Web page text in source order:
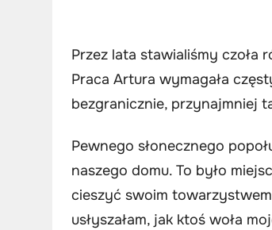
Przez lata stawialiśmy czoła
Praca Artura wymagała
bezgranicznie, przynajmniej
Pewnego słonecznego
naszego domu. To było
cieszyć swoim
usłyszałam, jak ktoś woła